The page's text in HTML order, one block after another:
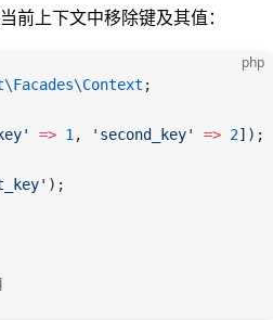
前上下文中移除键及其值：
php
Context ;
=> 1 , 'second_key' => 2]);
);